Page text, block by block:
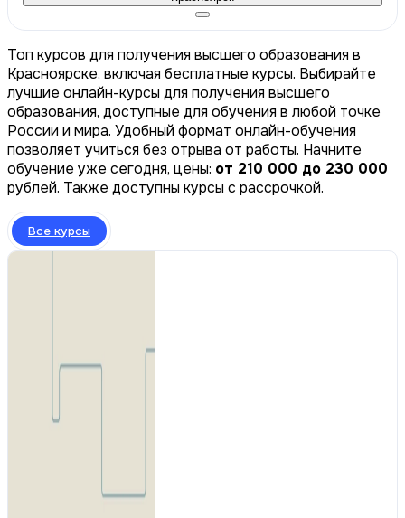
Топ курсов для получения высшего образования в
Красноярске, включая бесплатные курсы. Выбирайте
лучшие онлайн-курсы для получения высшего
образования, доступные для обучения в любой точке
России и мира. Удобный формат онлайн-обучения
позволяет учиться без отрыва от работы. Начните
обучение уже сегодня, цены: от 210 000 до 230 000
рублей. Также доступны курсы с рассрочкой.
Все курсы